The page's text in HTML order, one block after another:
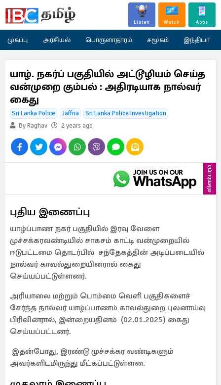
Listen Watch Apps
முகப்பு அரசியல் பொருளாதாரம் சமூகம் இந்தியா
யாழ். நகர்ப் பகுதியில் அட்டூழியம் செய்த
வன்முறை கும்பல் : அதிரடியாக நால்வர்
கைது
Sri Lanka Police Jaffna
Sri Lanka Police Investigation
By Raghav
2 years ago
விளம்பரம்
புதிய இணைப்பு
யாழ்ப்பாண நகர் பகுதியில் இரவு வேளை
முச்சக்கரவண்டியில் சாகசம் காட்டி வன்முறையில்
ஈடுபட்டமை தொடர்பில் சந்தேகத்தின் அடிப்படையில்
நால்வர் காவல்துறையினரால் கைது
செய்யப்பட்டுள்ளனர்.
அரியாலை மற்றும் பொம்மை வெளி பகுதிகளைச்
சேர்ந்த நால்வர் யாழ்ப்பாணம் காவல்துறை புலனாய்வு
பிரிவினரால், இன்றையதினம் (02.01.2025) கைது
செய்யப்பட்டனர்.
இதன்போது, இரண்டு முச்சக்கர வண்டிகளும்
அவர்களிடமிருந்து மீட்கப்பட்டுள்ளன.